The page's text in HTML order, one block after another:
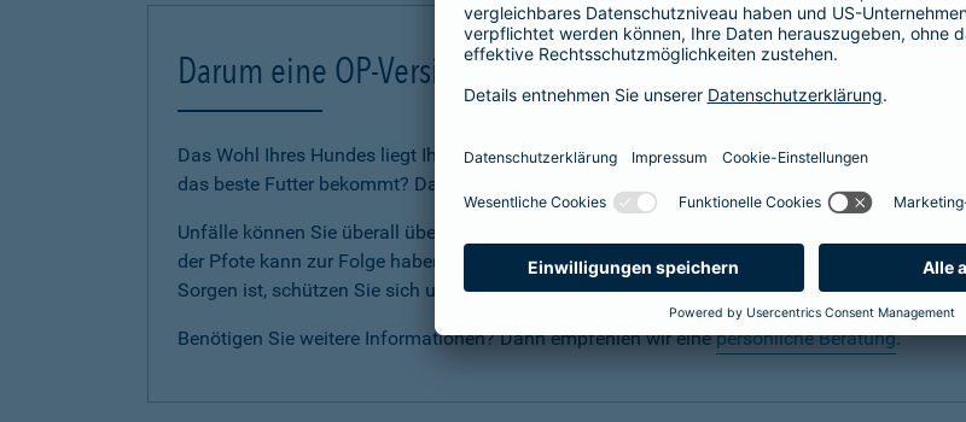
Darum eine OP-Versicherung für Hunde abschließen
Das Wohl Ihres Hundes liegt Ihnen am Herzen? Uns auch. Sie sorgen täglich dafür, dass
das beste Futter bekommt? Dann sollten Sie für den Ernstfall mit einer
Unfälle können Sie überall überraschen. Egal ob zuhause oder unterwegs. Schon eine
der Pfote kann zur Folge haben, dass Ihr Liebling unter Narkose operiert werden muss.
Sorgen ist, schützen Sie sich und Ihren Hund mit einer Hunde-OP-Versicherung.
Benötigen Sie weitere Informationen? Dann empfehlen wir einepersönliche Beratung.